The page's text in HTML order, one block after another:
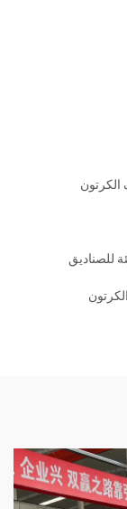
الكرتون
للصناديق